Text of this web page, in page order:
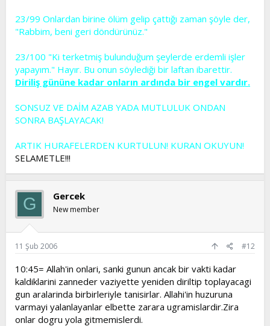
23/99 Onlardan birine ölüm gelip çattığı zaman şöyle der,
"Rabbim, beni geri döndürünüz."
23/100 "Ki terketmiş bulunduğum şeylerde erdemli işler
yapayım." Hayır. Bu onun söylediği bir laftan ibarettir.
Diriliş gününe kadar onların ardında bir engel vardır.
SONSUZ VE DAİM AZAB YADA MUTLULUK ONDAN
SONRA BAŞLAYACAK!
ARTIK HURAFELERDEN KURTULUN! KURAN OKUYUN!
SELAMETLE!!!
G Gercek
New member
11 Şub 2006 #12
10:45= Allah'in onlari, sanki gunun ancak bir vakti kadar
kaldiklarini zanneder vaziyette yeniden diriltip toplayacagi
gun aralarinda birbirleriyle tanisirlar. Allahi'in huzuruna
varmayi yalanlayanlar elbette zarara ugramislardir.Zira
onlar dogru yola gitmemislerdi.